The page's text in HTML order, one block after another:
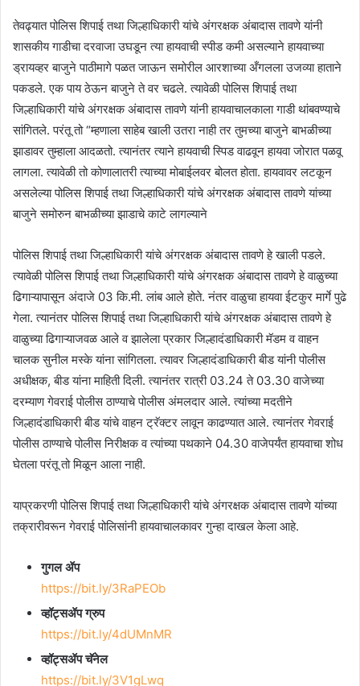
तेवढ्यात पोलिस शिपाई तथा जिल्हाधिकारी यांचे अंगरक्षक अंबादास तावणे यांनी
शासकीय गाडीचा दरवाजा उघडून त्या हायवाची स्पीड कमी असल्याने हायवाच्या
ड्रायव्हर बाजुने पाठीमागे पळत जाऊन समोरील आरशाच्या अँगलला उजव्या हाताने
पकडले. एक पाय ठेऊन बाजुने ते वर चढले. त्यावेळी पोलिस शिपाई तथा
जिल्हाधिकारी यांचे अंगरक्षक अंबादास तावणे यांनी हायवाचालकाला गाडी थांबवण्याचे
सांगितले. परंतू तो “म्हणाला साहेब खाली उतरा नाही तर तुमच्या बाजुने बाभळीच्या
झाडावर तुम्हाला आदळतो. त्यानंतर त्याने हायवाची स्पिड वाढवून हायवा जोरात पळवू
लागला. त्यावेळी तो कोणालातरी त्याच्या मोबाईलवर बोलत होता. हायवावर लटकून
असलेल्या पोलिस शिपाई तथा जिल्हाधिकारी यांचे अंगरक्षक अंबादास तावणे यांच्या
बाजुने समोरुन बाभळीच्या झाडाचे काटे लागल्याने
पोलिस शिपाई तथा जिल्हाधिकारी यांचे अंगरक्षक अंबादास तावणे हे खाली पडले.
त्यावेळी पोलिस शिपाई तथा जिल्हाधिकारी यांचे अंगरक्षक अंबादास तावणे हे वाळुच्या
ढिगाऱ्यापासून अंदाजे 03 कि.मी. लांब आले होते. नंतर वाळुचा हायवा ईटकुर मार्गे पुढे
गेला. त्यानंतर पोलिस शिपाई तथा जिल्हाधिकारी यांचे अंगरक्षक अंबादास तावणे हे
वाळुच्या ढिगाऱ्याजवळ आले व झालेला प्रकार जिल्हादंडाधिकारी मॅडम व वाहन
चालक सुनील मस्के यांना सांगितला. त्यावर जिल्हादंडाधिकारी बीड यांनी पोलीस
अधीक्षक, बीड यांना माहिती दिली. त्यानंतर रात्री 03.24 ते 03.30 वाजेच्या
दरम्याण गेवराई पोलीस ठाण्याचे पोलीस अंमलदार आले. त्यांच्या मदतीने
जिल्हादंडाधिकारी बीड यांचे वाहन ट्रॅक्टर लावून काढण्यात आले. त्यानंतर गेवराई
पोलीस ठाण्याचे पोलीस निरीक्षक व त्यांच्या पथकाने 04.30 वाजेपर्यंत हायवाचा शोध
घेतला परंतू तो मिळून आला नाही.
याप्रकरणी पोलिस शिपाई तथा जिल्हाधिकारी यांचे अंगरक्षक अंबादास तावणे यांच्या
तक्रारीवरून गेवराई पोलिसांनी हायवाचालकावर गुन्हा दाखल केला आहे.
गुगल ॲप
https://bit.ly/3RaPEOb
व्हॉट्सॲप ग्रुप
https://bit.ly/4dUMnMR
व्हॉट्सॲप चॅनेल
https://bit.ly/3V1gLwq